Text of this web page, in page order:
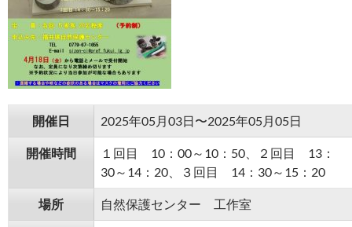
開催日 2025年05月03日〜2025年05月05日
開催時間
１回目 10：00～10：50、２回目 13：
30～14：20、３回目 14：30～15：20
場所 自然保護センター 工作室